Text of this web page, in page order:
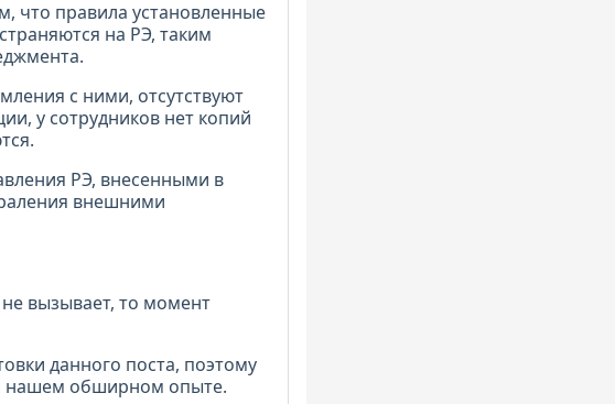
что правила установленные
на РЭ, таким
с ними, отсутствуют
у сотрудников нет копий
РЭ, внесенными в
внешними
вызывает, то момент
данного поста, поэтому
нашем обширном опыте.